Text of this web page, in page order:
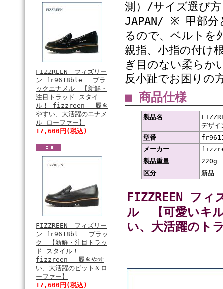
FIZZREEN フィズリー
ン fr9618ble ブラ
ックエナメル 【新鮮・
注目トラッド スタイ
ル！ fizzreen 履き
やすい、大活躍のエナメ
ル ローファー】
17,600円(税込)
FIZZREEN フィズリー
ン fr9618bl ブラッ
ク 【新鮮・注目トラッ
ド スタイル！
fizzreen 履きやす
い、大活躍のビット＆ロ
ーファー】
17,600円(税込)
測）/サイズ選び
JAPAN/ ※ 甲部分
るので、ベルト
親指、小指の付け
ぎ目のない柔らか
反小趾でお困りの
■ 商品仕様
製品名
デザ
型番
メーカー
製品重量
220g
区分
新品
FIZZREEN フ
ル 【可愛いキ
い、大活躍のト